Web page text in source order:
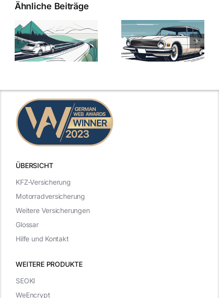
Ähnliche Beiträge
Versicherung:
Günstige Kfz-
Versicherungstarife
mit Top-
Kfz-
Die besten
Angebote im
ÜBERSICHT
WEITERE PRODUKTE
KFZ-Versicherung
Motorradversicherung
Weitere Versicherungen
Glossar
Hilfe und Kontakt
SEOKI
WeEncrypt